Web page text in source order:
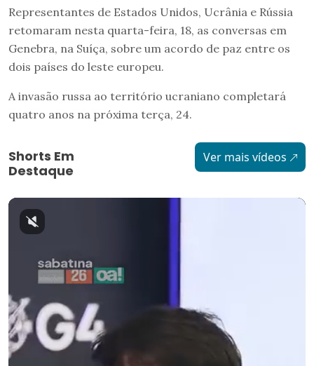
Representantes de Estados Unidos, Ucrânia e Rússia
retomaram nesta quarta-feira, 18, as conversas em
Genebra, na Suíça, sobre um acordo de paz entre os
dois países do leste europeu.
A invasão russa ao território ucraniano completará
quatro anos na próxima terça, 24.
Shorts Em
Destaque
Ver mais vídeos